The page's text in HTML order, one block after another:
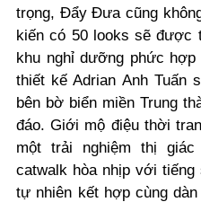
trọng, Đẩy Đưa cũng
kiến có 50 looks sẽ được
khu nghỉ dưỡng phức
thiết kế Adrian Anh Tuấn
bên bờ biển miền Trung
đáo. Giới mộ điệu thời
một trải nghiệm thị
catwalk hòa nhịp với
tự nhiên kết hợp cùng